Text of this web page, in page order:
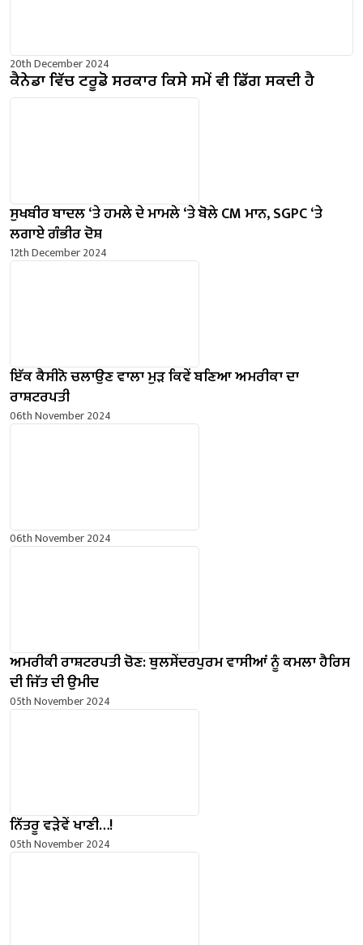
20th December 2024
ਕੈਨੇਡਾ ਵਿੱਚ ਟਰੂਡੋ ਸਰਕਾਰ ਕਿਸੇ ਸਮੇਂ ਵੀ ਡਿੱਗ ਸਕਦੀ ਹੈ
ਸੁਖਬੀਰ ਬਾਦਲ ‘ਤੇ ਹਮਲੇ ਦੇ ਮਾਮਲੇ ‘ਤੇ ਬੋਲੇ ​​CM ਮਾਨ, SGPC ‘ਤੇ
ਲਗਾਏ ਗੰਭੀਰ ਦੋਸ਼
12th December 2024
ਇੱਕ ਕੈਸੀਨੋ ਚਲਾਉਣ ਵਾਲਾ ਮੁੜ ਕਿਵੇਂ ਬਣਿਆ ਅਮਰੀਕਾ ਦਾ
ਰਾਸ਼ਟਰਪਤੀ
06th November 2024
06th November 2024
ਅਮਰੀਕੀ ਰਾਸ਼ਟਰਪਤੀ ਚੋਣ: ਥੁਲਸੇਂਦਰਪੁਰਮ ਵਾਸੀਆਂ ਨੂੰ ਕਮਲਾ ਹੈਰਿਸ
ਦੀ ਜਿੱਤ ਦੀ ਉਮੀਦ
05th November 2024
ਨਿੱਤਰੂ ਵੜੇਵੇਂ ਖਾਣੀ…!
05th November 2024